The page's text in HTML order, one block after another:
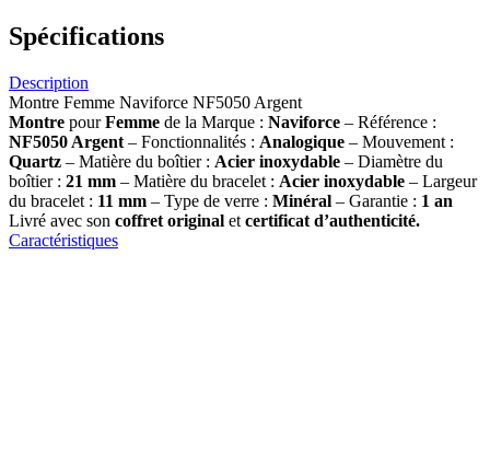
Spécifications
Description
Montre Femme Naviforce NF5050 Argent
Montre pourFemme de la Marque : Naviforce – Référence :
NF5050 Argent – Fonctionnalités : Analogique – Mouvement :
Quartz – Matière du boîtier : Acier inoxydable – Diamètre du
boîtier : 21 mm – Matière du bracelet : Acier inoxydable – Largeur
du bracelet : 11 mm – Type de verre : Minéral – Garantie : 1 an
Livré avec son coffret original et certificat d’authenticité.
Caractéristiques